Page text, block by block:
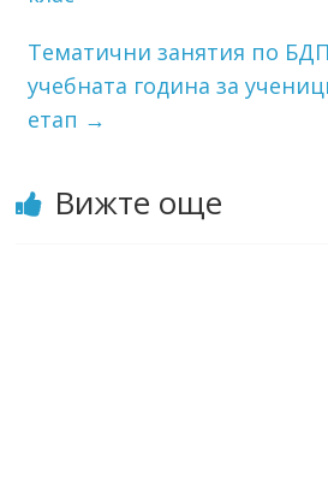
Тематични занятия по
учебната година за
етап →
Вижте още